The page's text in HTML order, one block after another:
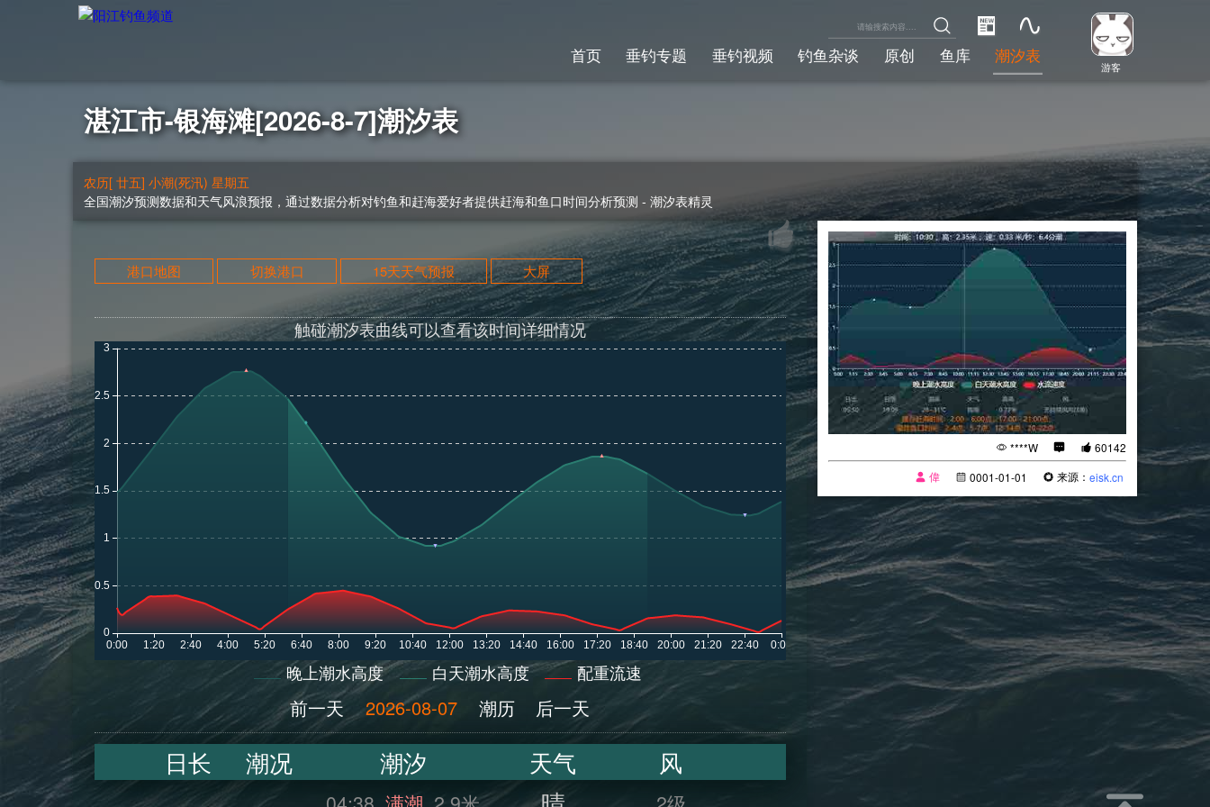
游客
首页 垂钓专题 垂钓视频 钓鱼杂谈 原创 鱼库 潮汐表
湛江市-银海滩[2026-8-7]潮汐表
农历[ 廿五] 小潮(死汛) 星期五
全国潮汐预测数据和天气风浪预报，通过数据分析对钓鱼和赶海爱好者提供赶海和鱼口时间分析预测 - 潮汐表精灵
港口地图 切换港口 15天天气预报 大屏
触碰潮汐表曲线可以查看该时间详细情况
晚上潮水高度 白天潮水高度 配重流速
前一天 2026-08-07 潮历 后一天
日长 潮况 潮汐 天气 风
****W
60142
偉
0001-01-01 来源：eisk.cn